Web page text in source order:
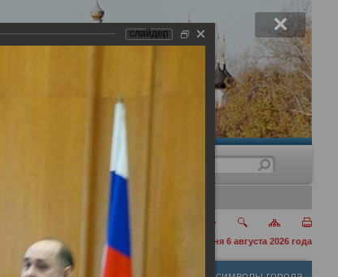
сегодня 6 августа 2026 года
слайдер